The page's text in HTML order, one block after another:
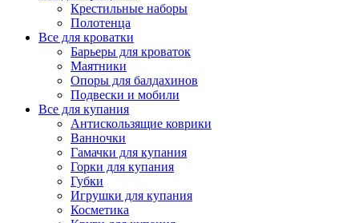
Крестильные наборы
Полотенца
Все для кроватки
Барьеры для кроваток
Маятники
Опоры для балдахинов
Подвески и мобили
Все для купания
Антискользящие коврики
Ванночки
Гамачки для купания
Горки для купания
Губки
Игрушки для купания
Косметика